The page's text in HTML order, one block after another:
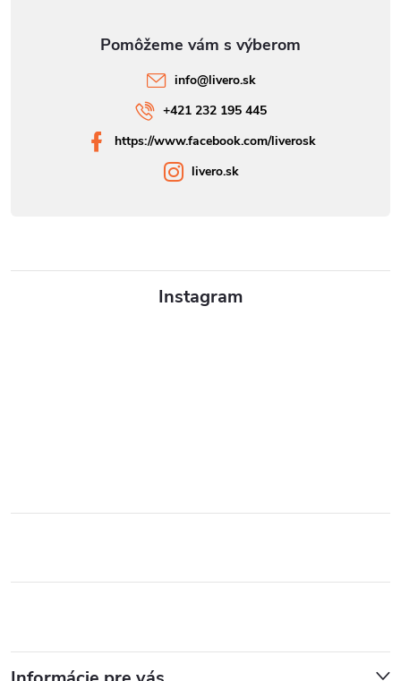
Instagram
info@livero.sk
+421 232 195 445
https://www.facebook.com/liverosk
livero.sk